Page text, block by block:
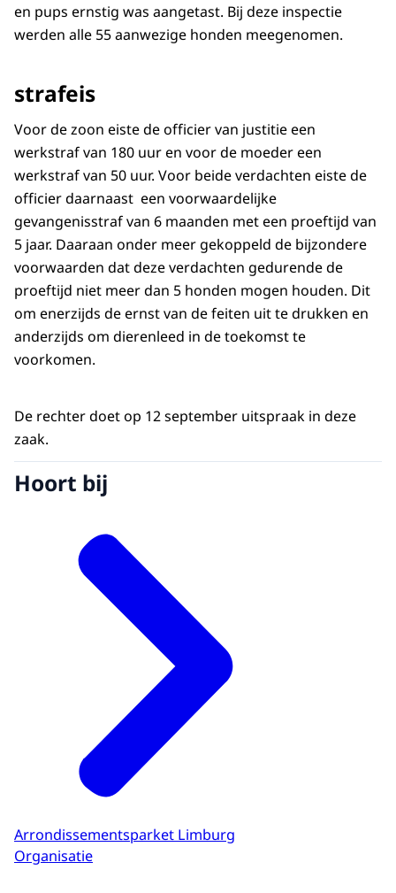
en pups ernstig was aangetast. Bij deze inspectie
werden alle 55 aanwezige honden meegenomen.
strafeis
Voor de zoon eiste de officier van justitie een
werkstraf van 180 uur en voor de moeder een
werkstraf van 50 uur. Voor beide verdachten eiste de
officier daarnaast een voorwaardelijke
gevangenisstraf van 6 maanden met een proeftijd van
5 jaar. Daaraan onder meer gekoppeld de bijzondere
voorwaarden dat deze verdachten gedurende de
proeftijd niet meer dan 5 honden mogen houden. Dit
om enerzijds de ernst van de feiten uit te drukken en
anderzijds om dierenleed in de toekomst te
voorkomen.
De rechter doet op 12 september uitspraak in deze
zaak.
Hoort bij
Arrondissementsparket Limburg
Organisatie